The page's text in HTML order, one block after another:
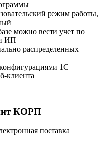
режим работы,
можно вести учет по
ИП
распределенных
1С
клиента
КОРП
поставка